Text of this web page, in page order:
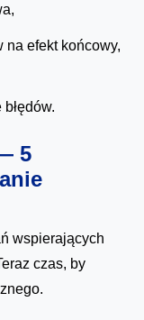
na efekt końcowy,
5
wspierających
czas, by